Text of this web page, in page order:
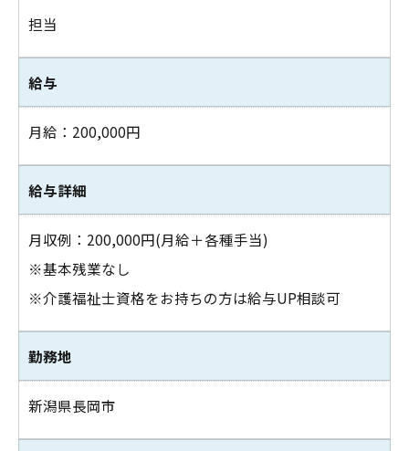
担当
給与
月給：200,000円
給与詳細
月収例：200,000円(月給＋各種手当)
※基本残業なし
※介護福祉士資格をお持ちの方は給与UP相談可
勤務地
新潟県長岡市
お問い合わせはこちら